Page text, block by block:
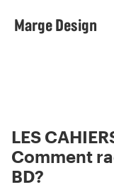
Marge Design
LES
Comment
BD?